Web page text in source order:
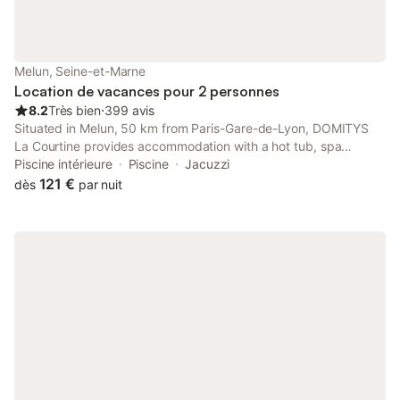
se trouvent à 700 m. Les transports en commun sont
accessibles à 500 m de l'immeuble.
Melun, Seine-et-Marne
Location de vacances pour 2 personnes
8.2Très bien⋅399 avis
Situated in Melun, 50 km from Paris-Gare-de-Lyon, DOMITYS
La Courtine provides accommodation with a hot tub, spa
facilities and a fitness room. A solarium is available for guests.
The aparthotel features an indoor pool, sauna and a lift.
Piscine intérieure Piscine
Jacuzzi
dès 121 € par nuit